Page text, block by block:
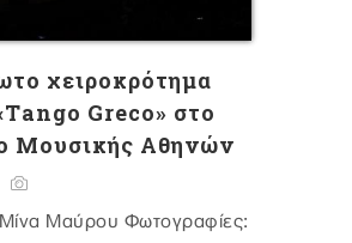
χειροκρότημα
Greco» στο
Μουσικής Αθηνών
Μαύρου Φωτογραφίες: